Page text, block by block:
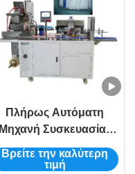
Πλήρως Αυτόματη
Μηχανή Συσκευασίας
Σωλήνων Σάλιου με
Σφράγιση 3 Πλευρών
Βρείτε την καλύτερη
τιμή